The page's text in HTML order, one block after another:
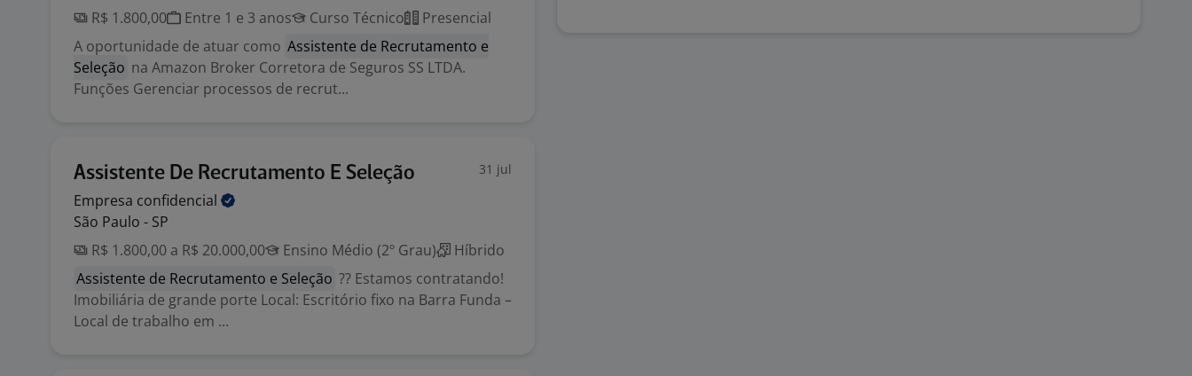
R$ 1.800,00
Entre 1 e 3 anos Curso Técnico
Presencial
A oportunidade de atuar como Assistente de Recrutamento e
Seleção na Amazon Broker Corretora de Seguros SS LTDA.
Funções Gerenciar processos de recrut...
Assistente De Recrutamento E Seleção 31 jul
Empresa confidencial
São Paulo - SP
R$ 1.800,00 a R$ 20.000,00
Ensino Médio (2º Grau)
Híbrido
Assistente de Recrutamento e Seleção ?? Estamos contratando!
Imobiliária de grande porte Local: Escritório fixo na Barra Funda –
Local de trabalho em ...